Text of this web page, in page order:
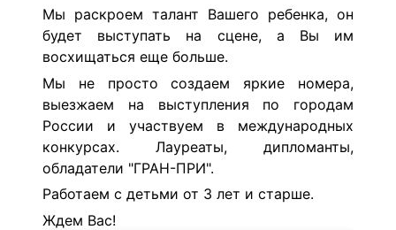
Мы раскроем талант Вашего ребенка, он
будет выступать на сцене, а Вы им
восхищаться еще больше.
Мы не просто создаем яркие номера,
выезжаем на выступления по городам
России и участвуем в международных
конкурсах. Лауреаты, дипломанты,
обладатели "ГРАН-ПРИ".
Работаем с детьми от 3 лет и старше.
Ждем Вас!